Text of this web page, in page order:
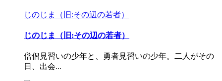
じのじま（旧:その辺の若者）
じのじま（旧:その辺の若者）
僧侶見習いの少年と、勇者見習いの少年。二人がその
日、出会...